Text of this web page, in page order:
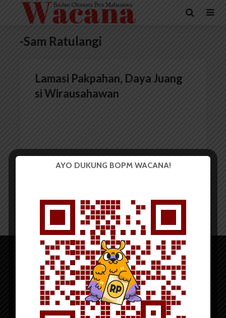
-Sam Ratulangi
Lamasi Pakpahan, Daya Juang
si Wirausahawan
AYO DUKUNG BOPM WACANA!